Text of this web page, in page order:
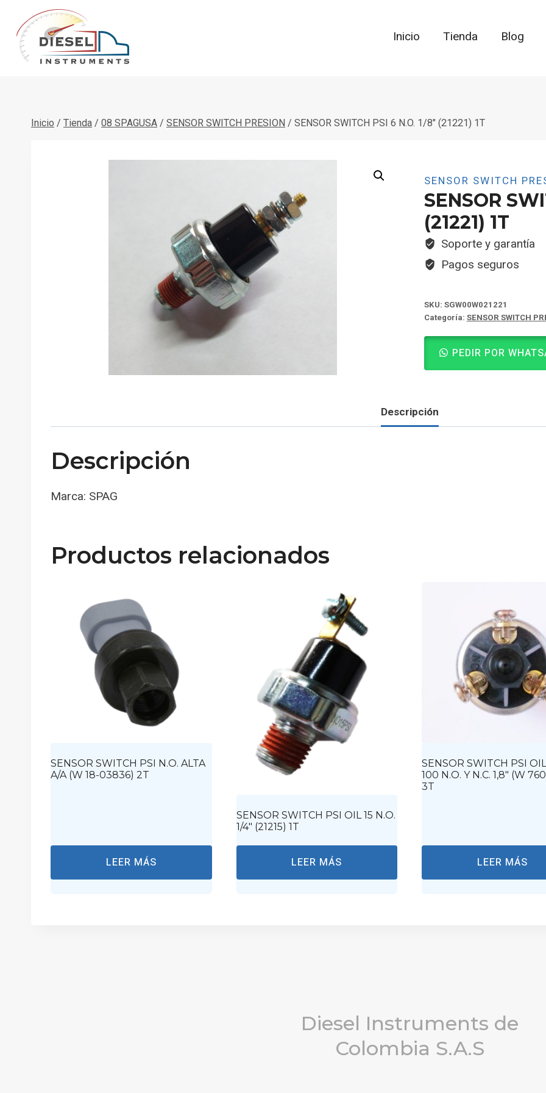
contenido
Inicio Tienda Blog
Inicio / Tienda / 08 SPAGUSA / SENSOR SWITCH PRESION / SENSOR SWITCH PSI 6 N.O. 1/8″ (21221) 1T
SENSOR SWITCH
SENSOR
(21221) 1T
Soporte y garantía
Pagos seguros
SKU: SGW00W021221
Categoría: SENSOR SWITCH
PEDIR POR
Descripción
Descripción
Marca: SPAG
Productos relacionados
SENSOR SWITCH PSI N.O. ALTA
A/A (W 18-03836) 2T
LEER MÁS
SENSOR SWITCH PSI OIL 15 N.O.
1/4″ (21215) 1T
LEER MÁS
SENSOR SWITCH PSI
100 N.O. Y N.C. 1,8″ (W
3T
LEER MÁS
Diesel Instruments de
Colombia S.A.S